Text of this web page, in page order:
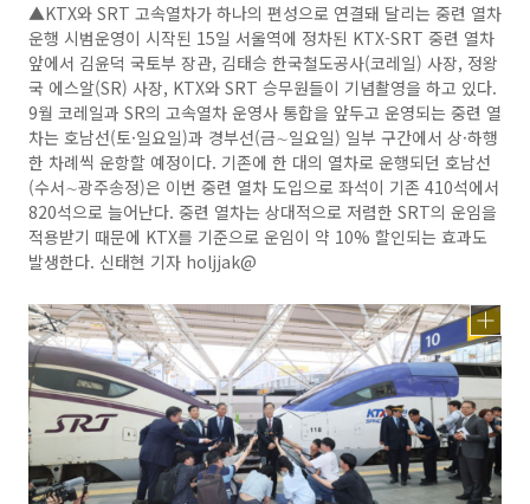
▲KTX와 SRT 고속열차가 하나의 편성으로 연결돼 달리는 중련 열차
운행 시범운영이 시작된 15일 서울역에 정차된 KTX-SRT 중련 열차
앞에서 김윤덕 국토부 장관, 김태승 한국철도공사(코레일) 사장, 정왕
국 에스알(SR) 사장, KTX와 SRT 승무원들이 기념촬영을 하고 있다.
9월 코레일과 SR의 고속열차 운영사 통합을 앞두고 운영되는 중련 열
차는 호남선(토·일요일)과 경부선(금∼일요일) 일부 구간에서 상·하행
한 차례씩 운항할 예정이다. 기존에 한 대의 열차로 운행되던 호남선
(수서∼광주송정)은 이번 중련 열차 도입으로 좌석이 기존 410석에서
820석으로 늘어난다. 중련 열차는 상대적으로 저렴한 SRT의 운임을
적용받기 때문에 KTX를 기준으로 운임이 약 10% 할인되는 효과도
발생한다. 신태현 기자 holjjak@